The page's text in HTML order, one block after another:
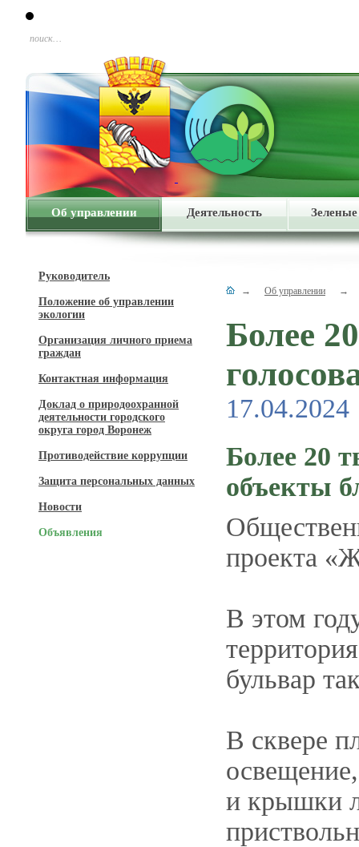
поиск…
Об управлении Деятельность
Руководитель
Положение об управлении
экологии
Организация личного приема
граждан
Контактная информация
Доклад о природоохранной
деятельности городского
округа город Воронеж
Противодействие коррупции
Защита персональных данных
Новости
Объявления
→ Об управлении →
Более
17.04.2024
Более 20
объекты
проекта
В этом
бульвар
В сквере
и крышки